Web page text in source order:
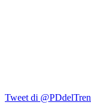
Tweet di